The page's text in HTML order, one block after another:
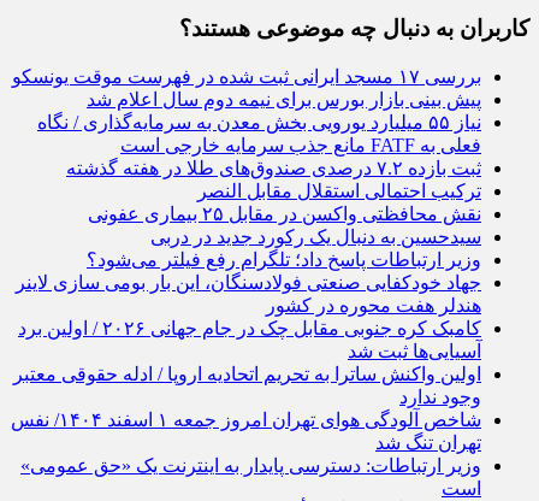
کاربران به دنبال چه موضوعی هستند؟
بررسی ۱۷ مسجد ایرانی ثبت شده در فهرست موقت یونسکو
پیش بینی بازار بورس برای نیمه دوم سال اعلام شد
نیاز ۵۵ میلیارد یورویی بخش معدن به سرمایه‌گذاری / نگاه
فعلی به FATF مانع جذب سرمایه خارجی است
ثبت بازده ۷.۲ درصدی صندوق‌های طلا در هفته گذشته
ترکیب احتمالی استقلال مقابل النصر
نقش محافظتی واکسن در مقابل ۲۵ بیماری عفونی
سیدحسین به دنبال یک رکورد جدید در دربی
وزیر ارتباطات پاسخ داد؛ تلگرام رفع فیلتر می‌شود؟
جهاد خودکفایی صنعتی فولادسنگان، این بار بومی سازی لاینر
هندلر هفت محوره در کشور
کامبک کره جنوبی مقابل چک در جام جهانی ۲۰۲۶ / اولین برد
آسیایی‌ها ثبت شد
اولین واکنش ساترا به تحریم اتحادیه اروپا / ادله حقوقی معتبر
وجود ندارد
شاخص آلودگی هوای تهران امروز جمعه ۱ اسفند ۱۴۰۴/ نفس
تهران تنگ شد
وزیر ارتباطات: دسترسی پایدار به اینترنت یک «حق عمومی»
است